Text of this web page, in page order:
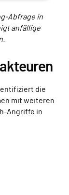
Abfrage in
anfällige
die
mit weiteren
Angriffe in